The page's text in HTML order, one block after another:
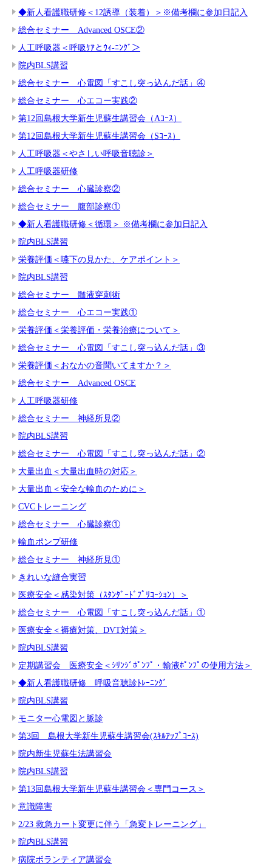
◆新人看護職研修＜12誘導（装着）＞※備考欄に参加日記入
総合セミナー Advanced OSCE②
人工呼吸器＜呼吸ｹｱとｳｨ-ﾆﾝｸﾞ＞
院内BLS講習
総合セミナー 心電図「すこし突っ込んだ話」④
総合セミナー 心エコー実践②
第12回島根大学新生児蘇生講習会（Aｺｰｽ）
第12回島根大学新生児蘇生講習会（Sｺｰｽ）
人工呼吸器＜やさしい呼吸音聴診＞
人工呼吸器研修
総合セミナー 心臓診察②
総合セミナー 腹部診察①
◆新人看護職研修＜循環＞ ※備考欄に参加日記入
院内BLS講習
栄養評価＜嚥下の見かた、ケアポイント＞
院内BLS講習
総合セミナー 髄液穿刺術
総合セミナー 心エコー実践①
栄養評価＜栄養評価・栄養治療について＞
総合セミナー 心電図「すこし突っ込んだ話」③
栄養評価＜おなかの音聞いてますか？＞
総合セミナー Advanced OSCE
人工呼吸器研修
総合セミナー 神経所見②
院内BLS講習
総合セミナー 心電図「すこし突っ込んだ話」②
大量出血＜大量出血時の対応＞
大量出血＜安全な輸血のために＞
CVCトレーニング
総合セミナー 心臓診察①
輸血ポンプ研修
総合セミナー 神経所見①
きれいな縫合実習
医療安全＜感染対策（ｽﾀﾝﾀﾞｰﾄﾞﾌﾟﾘｺｰｼｮﾝ）＞
総合セミナー 心電図「すこし突っ込んだ話」①
医療安全＜褥瘡対策、DVT対策＞
院内BLS講習
定期講習会 医療安全＜ｼﾘﾝｼﾞﾎﾟﾝﾌﾟ・輸液ﾎﾟﾝﾌﾟの使用方法＞
◆新人看護職研修 呼吸音聴診ﾄﾚｰﾆﾝｸﾞ
院内BLS講習
モニター心電図と脈診
第3回 島根大学新生児蘇生講習会(ｽｷﾙｱｯﾌﾟｺｰｽ)
院内新生児蘇生法講習会
院内BLS講習
第13回島根大学新生児蘇生講習会＜専門コース＞
意識障害
2/23 救急カート変更に伴う「急変トレーニング」
院内BLS講習
病院ボランティア講習会